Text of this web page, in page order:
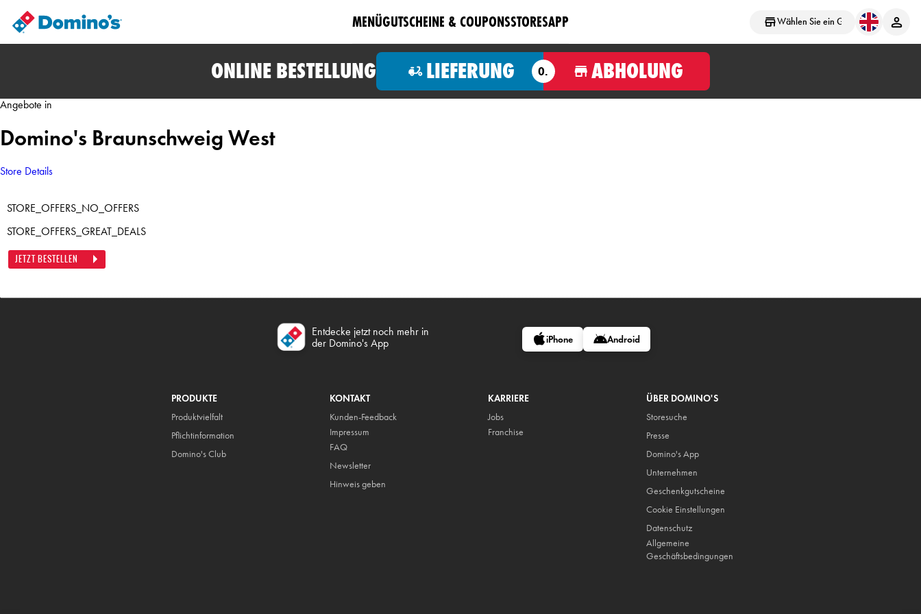
Wählen Sie ein Geschäft aus
MENÜGUTSCHEINE & COUPONSSTORESAPP
ONLINE BESTELLUNG LIEFERUNG O. ABHOLUNG
Angebote in
Domino's Braunschweig West
Store Details
STORE_OFFERS_NO_OFFERS
STORE_OFFERS_GREAT_DEALS
JETZT BESTELLEN
Entdecke jetzt noch mehr in
der Domino's App
iPhone Android
PRODUKTE
Produktvielfalt
Pflichtinformation
Domino's Club
KONTAKT
Kunden-Feedback
Impressum
FAQ
Newsletter
Hinweis geben
KARRIERE
Jobs
Franchise
ÜBER DOMINO'S
Storesuche
Presse
Domino's App
Unternehmen
Geschenkgutscheine
Cookie Einstellungen
Datenschutz
Allgemeine
Geschäftsbedingungen